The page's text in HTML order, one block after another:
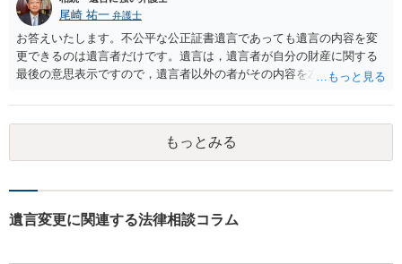
尾崎 祐一 弁護士
お答えいたします。不公平な公正証書遺言であっても遺言の内容を変
更できるのは遺言者だけです。遺言は，遺言者が自分の財産に関する
最後の意思表示ですので，遺言者以外の者がその内容を左右させるこ
とはできないのです。
もっとみる
遺言変更に関連する法律相談コラム